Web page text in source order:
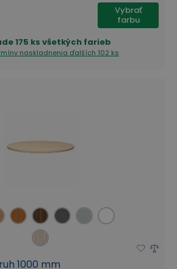
Vybrať
farbu
175 ks všetkých farieb
naskladnenia ďalších 102 ks
1000 mm